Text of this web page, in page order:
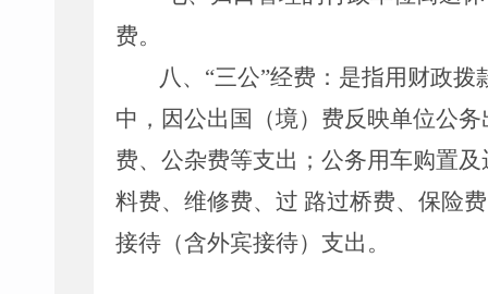
费。
八、“三公”经费：是指用财政
中，因公出国（境）费反映单位公
费、公杂费等支出；公务用车购置
料费、维修费、过 路过桥费、保险
接待（含外宾接待）支出。